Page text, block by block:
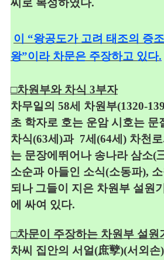
씨로 복성하였다.
이 “왕공도가 고려 태조의 증
왕”이라 차문은 주장하고 있다.
□차원부와 차식 3부자
차무일의 58세 차원부(1320-
초 학자로 호는 운암시호는 문
차식(63세)과 7세(64세) 차천
는 문장에 뛰어나 송나라 삼소(
소순과 아들인 소식(소동파),
되나 그들이 지은 차원부 설원
에 싸여 있다.
□차문이 주장하는 차원부 설원
차씨 집안의 서얼(庶孼)(서외손